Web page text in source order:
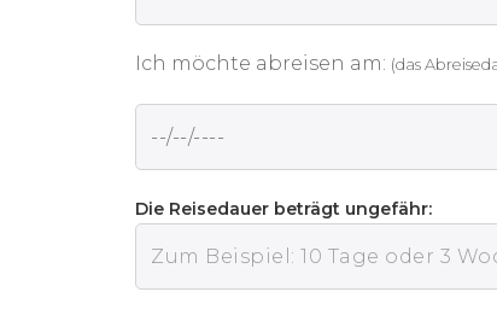
Ich möchte abreisen am: (das
Die Reisedauer beträgt ungefähr: